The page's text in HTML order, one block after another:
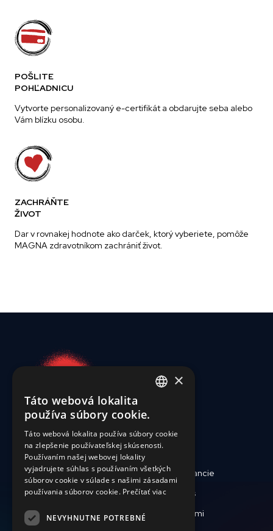
POŠLITE
POHĽADNICU
Vytvorte personalizovaný e-certifikát a obdarujte seba alebo
Vám blízku osobu.
ZACHRÁŇTE
ŽIVOT
Dar v rovnakej hodnote ako darček, ktorý vyberiete, pomôže
MAGNA zdravotníkom zachrániť život.
Kto sme
Zdravotná starostlivosť
Krízy a katastrofy
Reporty a financie
Podporte nás
Pracujte s nami
CZECH
FRENCH
×
Táto webová lokalita
používa súbory cookie.
Táto webová lokalita používa súbory cookie
na zlepšenie používateľskej skúsenosti.
Používaním našej webovej lokality
vyjadrujete súhlas s používaním všetkých
súborov cookie v súlade s našimi zásadami
používania súborov cookie. Prečítať viac
NEVYHNUTNE POTREBNÉ